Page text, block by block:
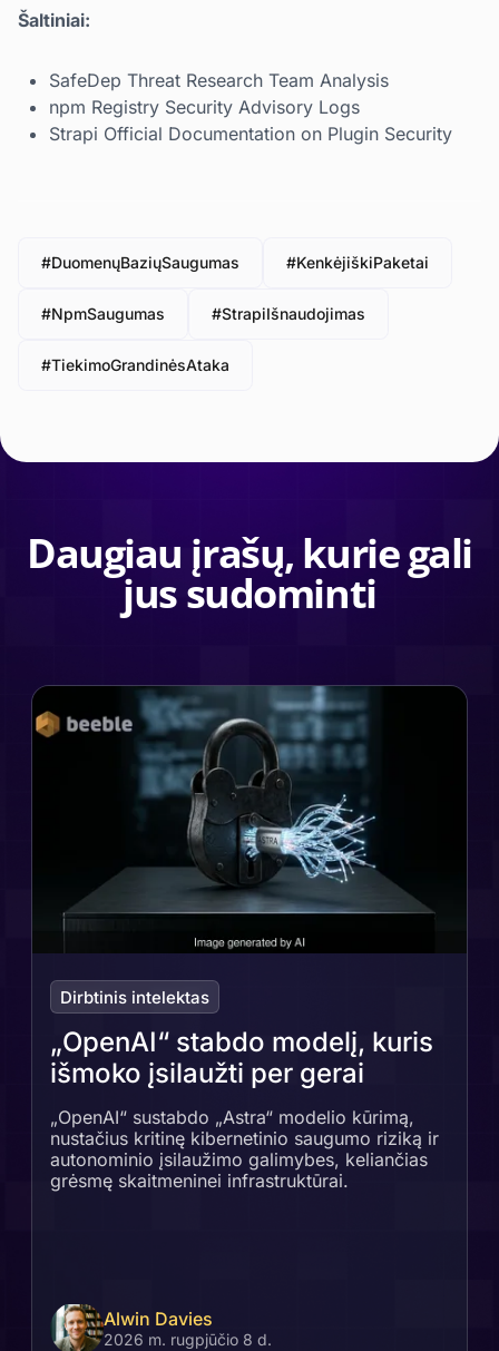
Šaltiniai:
SafeDep Threat Research Team Analysis
npm Registry Security Advisory Logs
Strapi Official Documentation on Plugin Security
#DuomenųBaziųSaugumas #KenkėjiškiPaketai
#NpmSaugumas #StrapiIšnaudojimas
#TiekimoGrandinėsAtaka
Daugiau įrašų, kurie gali
jus sudominti
Dirbtinis intelektas
„OpenAI“ stabdo modelį, kuris
išmoko įsilaužti per gerai
„OpenAI“ sustabdo „Astra“ modelio kūrimą,
nustačius kritinę kibernetinio saugumo riziką ir
autonominio įsilaužimo galimybes, keliančias
grėsmę skaitmeninei infrastruktūrai.
Alwin Davies
2026 m. rugpjūčio 8 d.